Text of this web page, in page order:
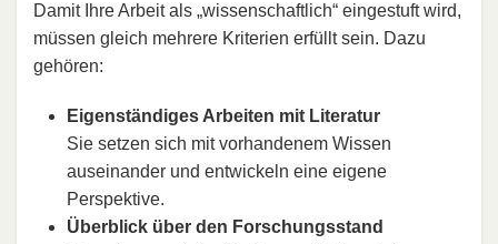
Damit Ihre Arbeit als „wissenschaftlich“ eingestuft wird,
müssen gleich mehrere Kriterien erfüllt sein. Dazu
gehören:
Eigenständiges Arbeiten mit Literatur
Sie setzen sich mit vorhandenem Wissen
auseinander und entwickeln eine eigene
Perspektive.
Überblick über den Forschungsstand